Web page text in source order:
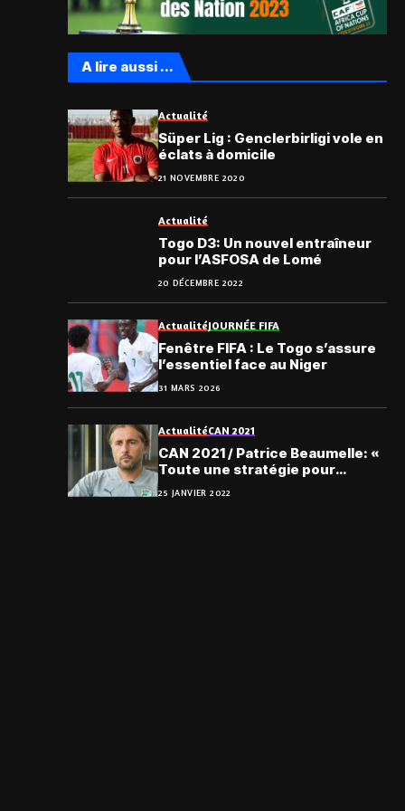
A lire aussi ...
Actualité
Süper Lig : Genclerbirligi vole en
éclats à domicile
21 NOVEMBRE 2020
Actualité
Togo D3: Un nouvel entraîneur
pour l’ASFOSA de Lomé
20 DÉCEMBRE 2022
ActualitéJOURNÉE FIFA
Fenêtre FIFA : Le Togo s’assure
l’essentiel face au Niger
31 MARS 2026
ActualitéCAN 2021
CAN 2021 / Patrice Beaumelle: «
Toute une stratégie pour
contrôler les 11 pharaons… »
25 JANVIER 2022